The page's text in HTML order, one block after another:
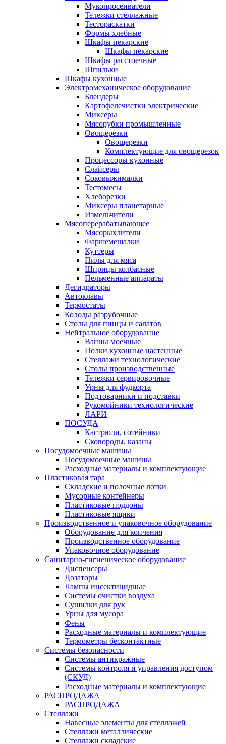
Мукопросеиватели
Тележки стеллажные
Тестораскатки
Формы хлебные
Шкафы пекарские
Шкафы пекарские
Шкафы расстоечные
Шпильки
Шкафы кухонные
Электромеханическое оборудование
Блендеры
Картофелечистки электрические
Миксеры
Мясорубки промышленные
Овощерезки
Овощерезки
Комплектующие для овощерезок
Процессоры кухонные
Слайсеры
Соковыжималки
Тестомесы
Хлеборезки
Миксеры планетарные
Измельчители
Мясоперерабатывающее
Мясорыхлители
Фаршемешалки
Куттеры
Пилы для мяса
Шприцы колбасные
Пельменные аппараты
Дегидраторы
Автоклавы
Термостаты
Колоды разрубочные
Столы для пиццы и салатов
Нейтральное оборудование
Ванны моечные
Полки кухонные настенные
Стеллажи технологические
Столы производственные
Тележки сервировочные
Урны для фудкорта
Подтоварники и подставки
Рукомойники технологические
ЛАРИ
ПОСУДА
Кастрюли, сотейники
Сковороды, казаны
Посудомоечные машины
Посудомоечные машины
Расходные материалы и комплектующие
Пластиковая тара
Складские и полочные лотки
Мусорные контейнеры
Пластиковые поддоны
Пластиковые ящики
Производственное и упаковочное оборудование
Оборудование для копчения
Производственное оборудование
Упаковочное оборудование
Санитарно-гигиеническое оборудование
Диспенсеры
Дозаторы
Лампы инсектицидные
Системы очистки воздуха
Сушилки для рук
Урны для мусора
Фены
Расходные материалы и комплектующие
Термометры бесконтактные
Системы безопасности
Системы антикражные
Системы контроля и управления доступом
(СКУД)
Расходные материалы и комплектующие
РАСПРОДАЖА
РАСПРОДАЖА
Стеллажи
Навесные элементы для стеллажей
Стеллажи металлические
Стеллажи складские